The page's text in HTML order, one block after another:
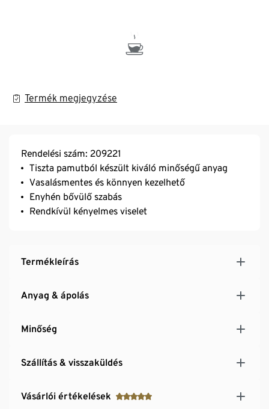
Termék megjegyzése
Rendelési szám: 209221
Tiszta pamutból készült kiváló minőségű anyag
Vasalásmentes és könnyen kezelhető
Enyhén bővülő szabás
Rendkívül kényelmes viselet
Termékleírás
Anyag & ápolás
Minőség
Szállítás & visszaküldés
Vásárlói értékelések